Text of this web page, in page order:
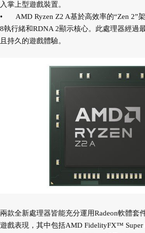
入掌上型遊戲裝置。
•
AMD Ryzen Z2 A基於高效率的“Zen 2”
8執行緒和RDNA 2顯示核心。此處理器經過
且持久的遊戲體驗。
兩款全新處理器皆能充分運用Radeon軟體套
遊戲表現，其中包括AMD FidelityFX™ Super